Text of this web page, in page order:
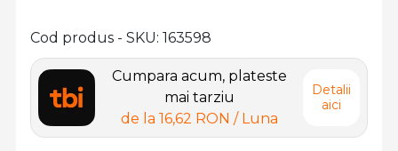
Cumpara acum, plateste
mai tarziu
de la 16,62 RON / Luna
Detalii
aici
Cod produs - SKU 163598